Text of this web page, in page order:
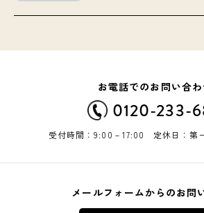
お電話でのお問い合わ
0120-233-
受付時間：9:00－17:00 定休日：第
メールフォームからのお問